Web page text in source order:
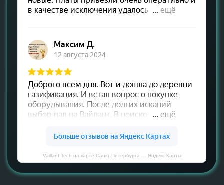
Vaillant Tech на карте Санкт‑Петербурга — Яндекс Карты